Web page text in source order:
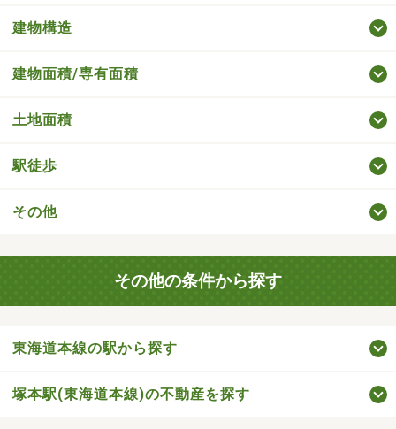
建物構造
建物面積/専有面積
土地面積
駅徒歩
その他
その他の条件から探す
東海道本線の駅から探す
塚本駅(東海道本線)の不動産を探す